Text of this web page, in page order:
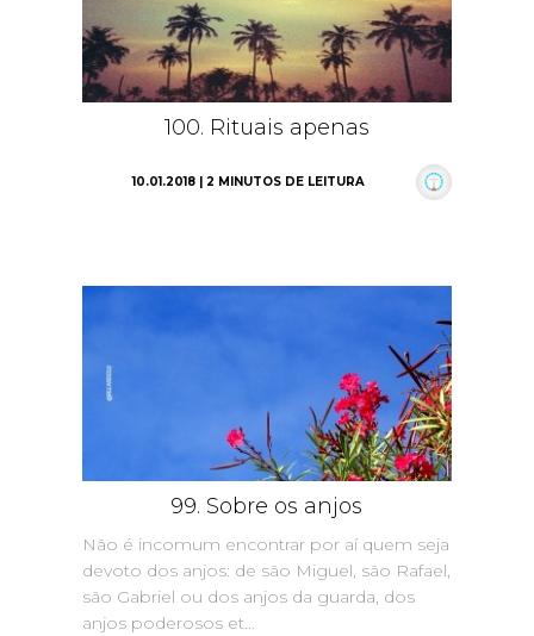
100. Rituais apenas
10.01.2018 | 2 MINUTOS DE LEITURA
99. Sobre os anjos
Não é incomum encontrar por aí quem seja
devoto dos anjos: de são Miguel, são Rafael,
são Gabriel ou dos anjos da guarda, dos
anjos poderosos et...